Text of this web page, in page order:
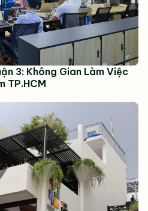
3: Không Gian Làm Việc
TP.HCM